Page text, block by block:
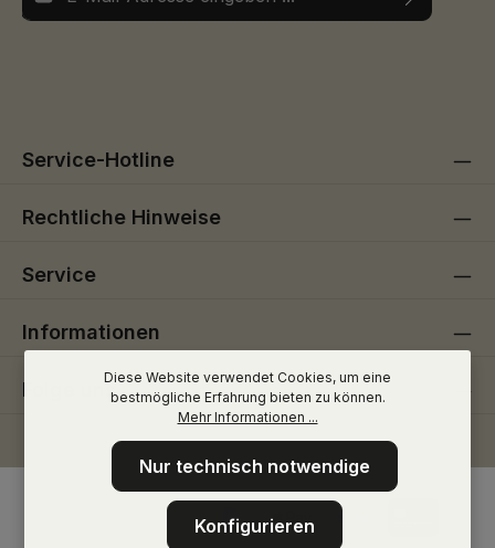
Service-Hotline
Rechtliche Hinweise
Service
Informationen
Folge uns
Diese Website verwendet Cookies, um eine
bestmögliche Erfahrung bieten zu können.
Mehr Informationen ...
Nur technisch notwendige
Konfigurieren